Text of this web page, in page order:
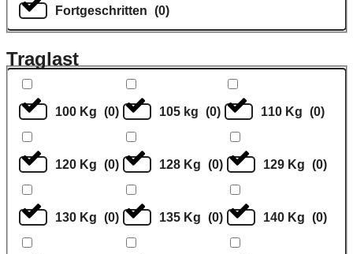
Fortgeschritten (0)
Traglast
100 Kg (0) 105 kg (0) 110 Kg (0)
120 Kg (0) 128 Kg (0) 129 Kg (0)
130 Kg (0) 135 Kg (0) 140 Kg (0)